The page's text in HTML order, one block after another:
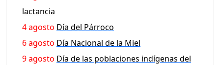
lactancia
4 agosto Día del Párroco
6 agosto Día Nacional de la Miel
9 agosto Día de las poblaciones indígenas del